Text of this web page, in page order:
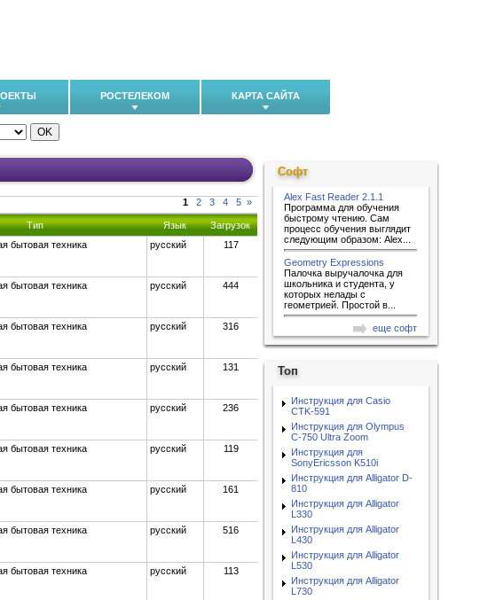
РОСТЕЛЕКОМ КАРТА САЙТА
1 2 3 4 5 »
Тип Язык Загрузок
бытовая техника русский 117
бытовая техника русский 444
бытовая техника русский 316
бытовая техника русский 131
бытовая техника русский 236
бытовая техника русский 119
бытовая техника русский 161
бытовая техника русский 516
бытовая техника русский 113
Софт
Alex Fast Reader 2.1.1
Программа для обучения
быстрому чтению. Сам
процесс обучения выглядит
следующим образом: Alex...
Geometry Expressions
Палочка выручалочка для
школьника и студента, у
которых нелады с
геометрией. Простой в...
еще софт
Топ
Инструкция для Casio
CTK-591
Инструкция для Olympus
C-750 Ultra Zoom
Инструкция для
SonyEricsson K510i
Инструкция для Alligator D-
810
Инструкция для Alligator
L330
Инструкция для Alligator
L430
Инструкция для Alligator
L530
Инструкция для Alligator
L730